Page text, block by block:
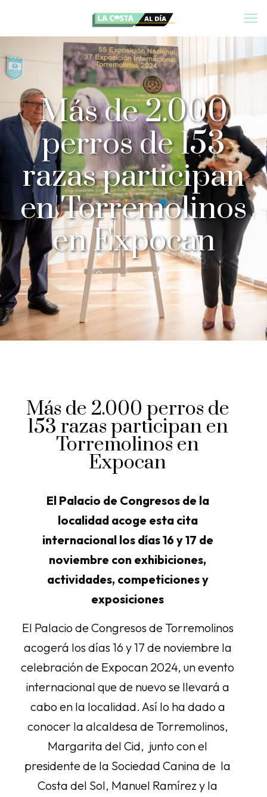
Más de 2.000
perros de 153
razas participan
en Torremolinos
en Expocan
noviembre 12, 2024
Más de 2.000 perros de
153 razas participan en
Torremolinos en
Expocan
El Palacio de Congresos de la
localidad acoge esta cita
internacional los días 16 y 17 de
noviembre con exhibiciones,
actividades, competiciones y
exposiciones
El Palacio de Congresos de Torremolinos
acogerá los días 16 y 17 de noviembre la
celebración de Expocan 2024, un evento
internacional que de nuevo se llevará a
cabo en la localidad. Así lo ha dado a
conocer la alcaldesa de Torremolinos,
Margarita del Cid, junto con el
presidente de la Sociedad Canina de la
Costa del Sol, Manuel Ramírez y la